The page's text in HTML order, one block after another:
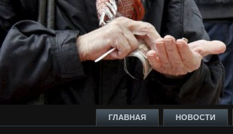
ГЛАВНАЯ НОВОСТИ